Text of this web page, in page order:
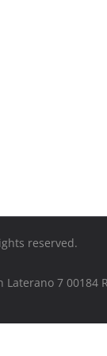
reserved.
Laterano 7 00184